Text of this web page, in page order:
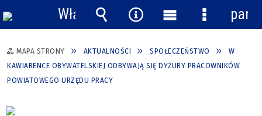
MAPA STRONY AKTUALNOŚCI SPOŁECZEŃSTWO
W
KAWIARENCE OBYWATELSKIEJ ODBYWAJĄ SIĘ DYŻURY PRACOWNIKÓW
POWIATOWEGO URZĘDU PRACY
Włącz
powiadomienia
Wyszukiwarka
Narzędzia
Menu
główne
Menu
panel